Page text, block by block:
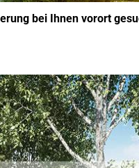
bei Ihnen vorort